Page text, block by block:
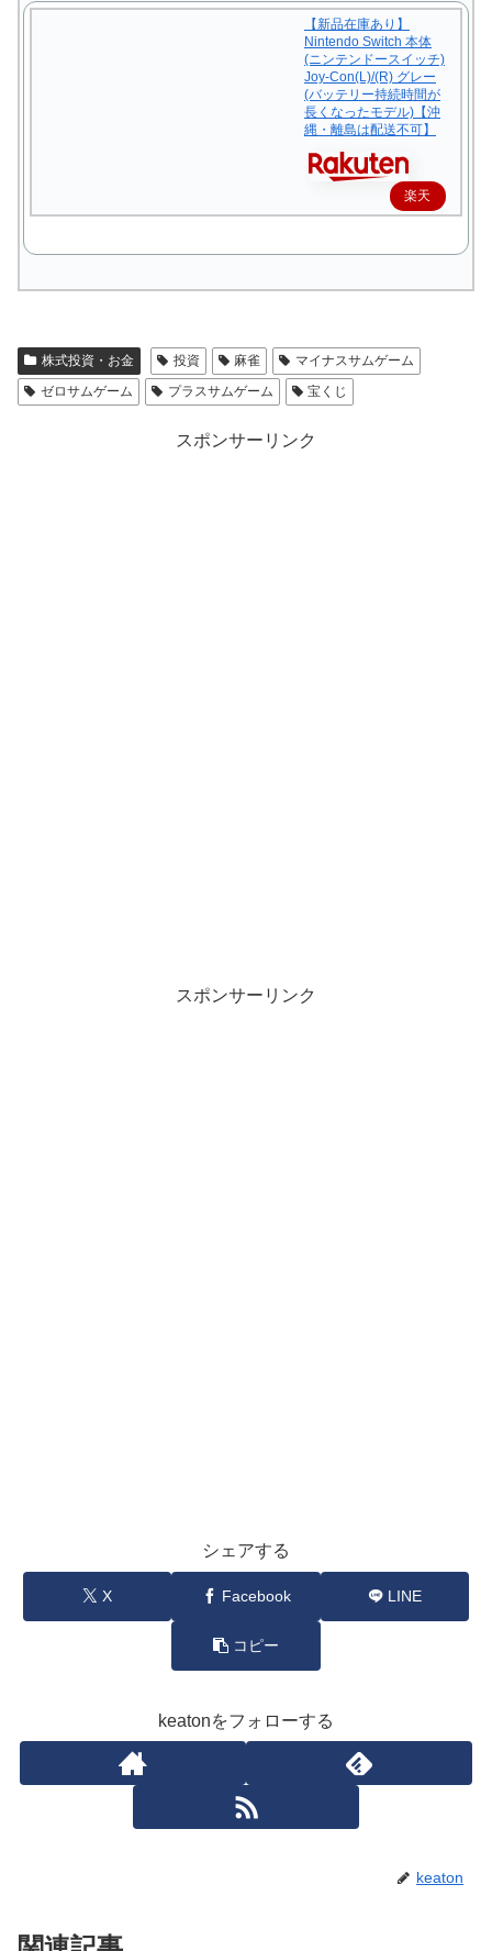
【新品在庫あり】
Nintendo Switch 本体
(ニンテンドースイッチ)
Joy-Con(L)/(R) グレー
(バッテリー持続時間が
長くなったモデル)【沖
縄・離島は配送不可】
楽天
入
株式投資・お金 投資 麻雀
マイナスサムゲーム
ゼロサムゲーム
プラスサムゲーム 宝くじ
スポンサーリンク
スポンサーリンク
シェアする
X Facebook LINE
コピー
keatonをフォローする
keaton